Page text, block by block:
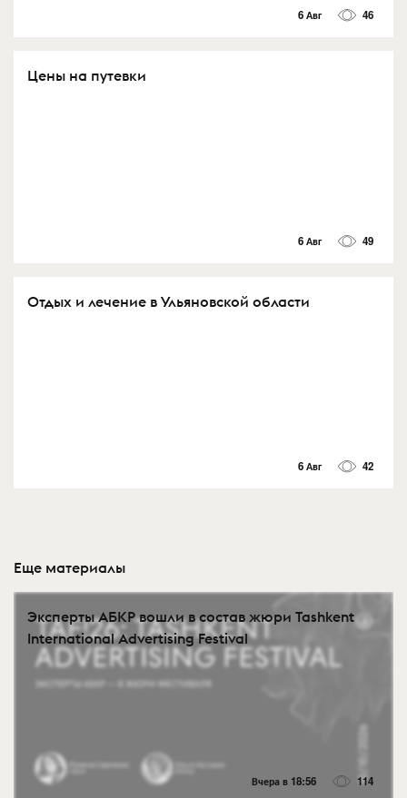
6 Авг 46
Цены на путевки
6 Авг 49
Отдых и лечение в Ульяновской области
6 Авг 42
Еще материалы
Эксперты АБКР вошли в состав жюри Tashkent
International Advertising Festival
Вчера в 18:56 114